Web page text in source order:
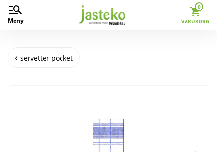
Meny
0
VARUKORG
servetter pocket